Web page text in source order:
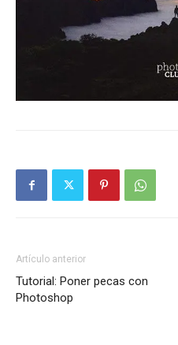
Artículo anterior
Tutorial: Poner pecas con
Photoshop